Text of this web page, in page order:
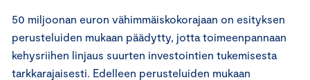
50 miljoonan euron vähimmäiskokorajaan on esityksen
perusteluiden mukaan päädytty, jotta toimeenpannaan
kehysriihen linjaus suurten investointien tukemisesta
tarkkarajaisesti. Edelleen perusteluiden mukaan